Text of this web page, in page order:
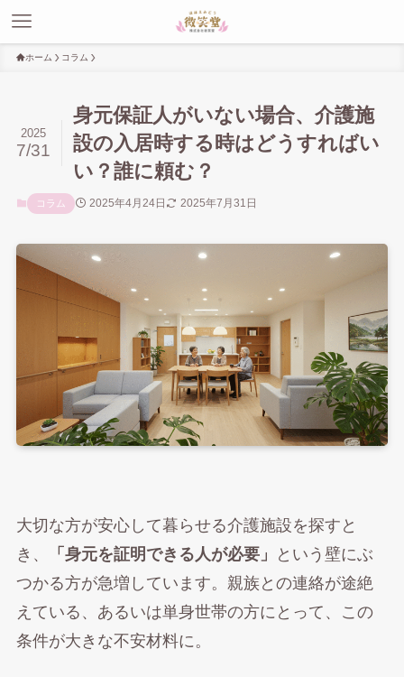
ホーム コラム
身元保証人がいない場合、介護施
設の入居時する時はどうすればい
い？誰に頼む？
2025
7/31
コラム 2025年4月24日 2025年7月31日
大切な方が安心して暮らせる介護施設を探すと
き、
「身元を証明できる人が必要」
という壁にぶ
つかる方が急増しています。親族との連絡が途絶
えている、あるいは単身世帯の方にとって、この
条件が大きな不安材料に。